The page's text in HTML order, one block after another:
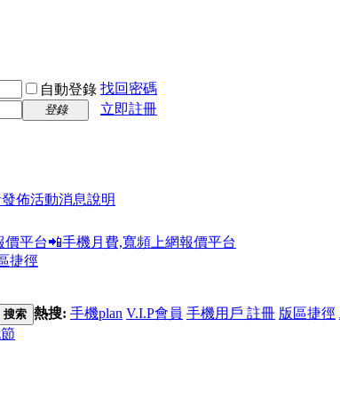
自動登錄 找回密碼
登錄
立即註冊
佈活動消息說明
價平台📲手機月費,寬頻上網報價平台
捷徑
搜索 熱搜: 手機plan V.I.P會員 手機用戶 註冊 版區捷徑